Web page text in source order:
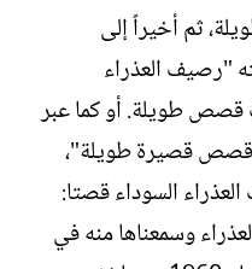
ثم أخيراً إلى
"رصيف العذراء
طويلة. أو كما عبر
قصص قصيرة طويلة"،
السوداء قصتا:
وسمعناها منه في